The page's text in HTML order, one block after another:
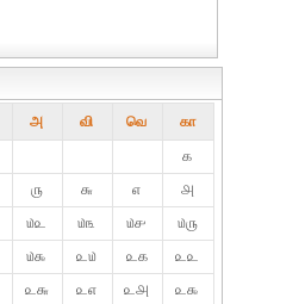
அ வி வெ கா
௧
௫ ௬ ௭
௮
௰௨ ௰௩ ௰௪
௰௫
௰௯ ௨௰ ௨௧
௨௨
௨௬ ௨௭ ௨௮
௨௯